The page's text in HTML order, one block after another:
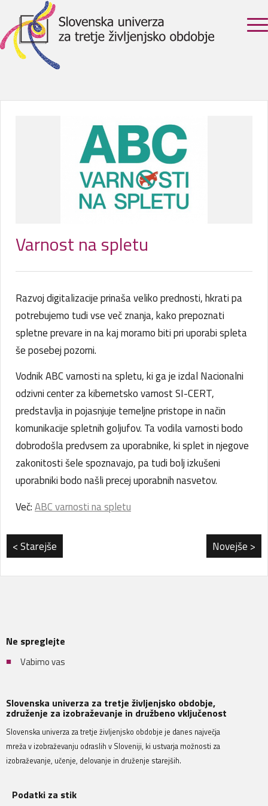
Varnost na spletu
Razvoj digitalizacije prinaša veliko prednosti, hkrati pa
potrebujemo tudi vse več znanja, kako prepoznati
spletne prevare in na kaj moramo biti pri uporabi spleta
še posebej pozorni.
Vodnik ABC varnosti na spletu, ki ga je izdal Nacionalni
odzivni center za kibernetsko varnost SI-CERT,
predstavlja in pojasnjuje temeljne pristope in način
komunikacije spletnih goljufov. Ta vodila varnosti bodo
dobrodošla predvsem za uporabnike, ki splet in njegove
zakonitosti šele spoznavajo, pa tudi bolj izkušeni
uporabniki bodo našli precej uporabnih nasvetov.
Več:ABC varnosti na spletu
< Starejše Novejše >
Ne spreglejte
Vabimo vas
Slovenska univerza za tretje življenjsko obdobje,
združenje za izobraževanje in družbeno vključenost
Slovenska univerza za tretje življenjsko obdobje je danes največja
mreža v izobraževanju odraslih v Sloveniji, ki ustvarja možnosti za
izobraževanje, učenje, delovanje in druženje starejših.
Podatki za stik